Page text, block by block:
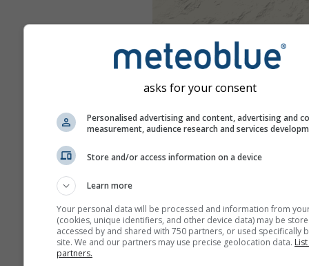
asks for your consent
Personalised advertising and content, advertising and
measurement, audience research and services
Store and/or access information on a device
Learn more
Your personal data will be processed and information from
(cookies, unique identifiers, and other device data) may be
accessed by and shared with 750 partners, or used specifically
site. We and our partners may use precise geolocation data.
partners.